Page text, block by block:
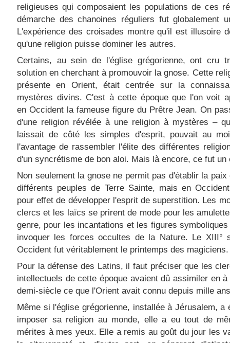
religieuses qui composaient les populations de ces
démarche des chanoines réguliers fut globalement
L'expérience des croisades montre qu'il est illusoire
qu'une religion puisse dominer les autres.
Certains, au sein de l'église grégorienne, ont cru
solution en cherchant à promouvoir la gnose. Cette
présente en Orient, était centrée sur la
mystères divins. C'est à cette époque que l'on voit
en Occident la fameuse figure du Prêtre Jean. On
d'une religion révélée à une religion à mystères –
laissait de côté les simples d'esprit, pouvait au
l'avantage de rassembler l'élite des différentes
d'un syncrétisme de bon aloi. Mais là encore, ce fut un
Non seulement la gnose ne permit pas d'établir la paix
différents peuples de Terre Sainte, mais en
pour effet de développer l'esprit de superstition. Les
clercs et les laïcs se prirent de mode pour les
genre, pour les incantations et les figures
invoquer les forces occultes de la Nature. Le XIII°
Occident fut véritablement le printemps des magiciens.
Pour la défense des Latins, il faut préciser que les
intellectuels de cette époque avaient dû assimiler en à
demi-siècle ce que l'Orient avait connu depuis mille
Même si l'église grégorienne, installée à Jérusalem, a
imposer sa religion au monde, elle a eu tout de
mérites à mes yeux. Elle a remis au goût du jour les